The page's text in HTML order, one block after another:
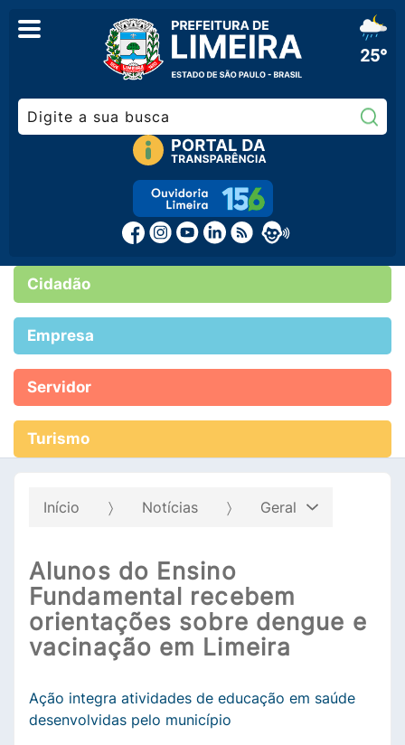
25°
Cidadão
Empresa
Servidor
Turismo
Início Notícias Geral
Alunos do Ensino
Fundamental recebem
orientações sobre dengue e
vacinação em Limeira
Ação integra atividades de educação em saúde
desenvolvidas pelo município